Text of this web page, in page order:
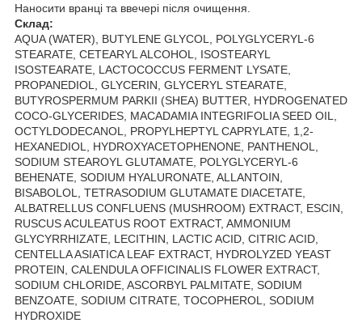
Наносити вранці та ввечері після очищення.
Склад:
AQUA (WATER), BUTYLENE GLYCOL, POLYGLYCERYL-6
STEARATE, CETEARYL ALCOHOL, ISOSTEARYL
ISOSTEARATE, LACTOCOCCUS FERMENT LYSATE,
PROPANEDIOL, GLYCERIN, GLYCERYL STEARATE,
BUTYROSPERMUM PARKII (SHEA) BUTTER, HYDROGENATED
COCO-GLYCERIDES, MACADAMIA INTEGRIFOLIA SEED OIL,
OCTYLDODECANOL, PROPYLHEPTYL CAPRYLATE, 1,2-
HEXANEDIOL, HYDROXYACETOPHENONE, PANTHENOL,
SODIUM STEAROYL GLUTAMATE, POLYGLYCERYL-6
BEHENATE, SODIUM HYALURONATE, ALLANTOIN,
BISABOLOL, TETRASODIUM GLUTAMATE DIACETATE,
ALBATRELLUS CONFLUENS (MUSHROOM) EXTRACT, ESCIN,
RUSCUS ACULEATUS ROOT EXTRACT, AMMONIUM
GLYCYRRHIZATE, LECITHIN, LACTIC ACID, CITRIC ACID,
CENTELLA ASIATICA LEAF EXTRACT, HYDROLYZED YEAST
PROTEIN, CALENDULA OFFICINALIS FLOWER EXTRACT,
SODIUM CHLORIDE, ASCORBYL PALMITATE, SODIUM
BENZOATE, SODIUM CITRATE, TOCOPHEROL, SODIUM
HYDROXIDE